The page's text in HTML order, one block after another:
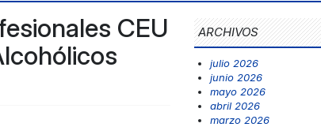
CEU
ARCHIVOS
julio 2026
junio 2026
mayo 2026
abril 2026
marzo 2026